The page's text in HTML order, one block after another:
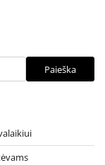
Paieška